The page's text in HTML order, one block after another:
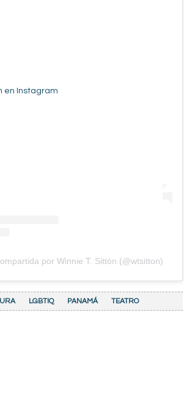
en Instagram
por Winnie T. Sittón (@wtsitton)
LGBTIQ PANAMÁ TEATRO